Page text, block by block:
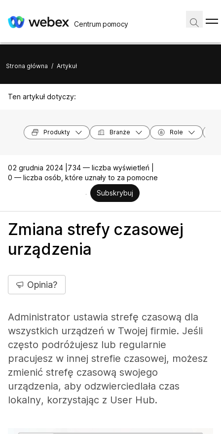
Centrum pomocy
Strona główna / Artykuł
Ten artykuł dotyczy:
Produkty Branże Role
02 grudnia 2024 | 734 — liczba wyświetleń |
0 — liczba osób, które uznały to za pomocne
Subskrybuj
Zmiana strefy czasowej
urządzenia
Opinia?
Administrator ustawia strefę czasową dla
wszystkich urządzeń w Twojej firmie. Jeśli
często podróżujesz lub regularnie
pracujesz w innej strefie czasowej, możesz
zmienić strefę czasową swojego
urządzenia, aby odzwierciedlała czas
lokalny, korzystając z User Hub.